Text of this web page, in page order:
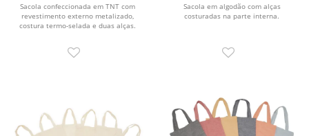
Sacola confeccionada em TNT com
revestimento externo metalizado,
costura termo-selada e duas alças.
Sacola em algodão com alças
costuradas na parte interna.